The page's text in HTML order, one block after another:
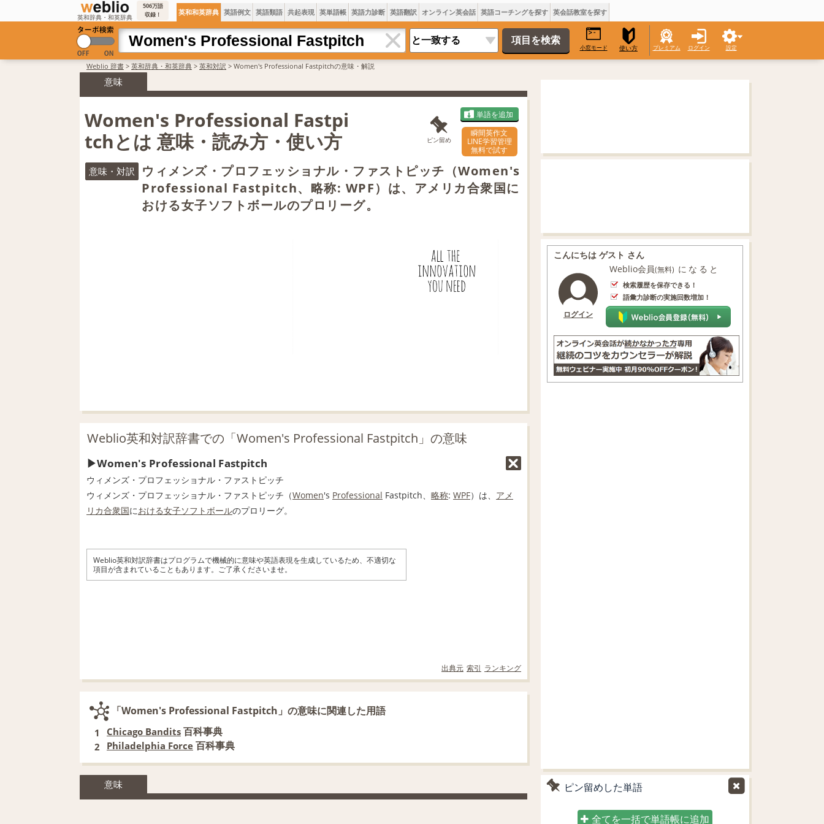
英和辞典・和英辞典
506万語
収録！
英和和英辞典 英語例文 英語類語 共起表現 英単語帳 英語力診断 英語翻訳 オンライン英会話 英語コーチングを探す 英会話教室を探す
小窓モード 使い方 プレミアム ログイン 設定
Weblio 辞書 > 英和辞典・和英辞典 > 英和対訳 > Women's Professional Fastpitchの意味・解説
意味
Women's Professional Fastpi
tchとは 意味・読み方・使い方
ピン留め
単語を追加
瞬間英作文
LINE学習管理
無料で試す
意味・対訳
ウィメンズ・プロフェッショナル・ファストピッチ（Women's
Professional Fastpitch、略称: WPF）は、アメリカ合衆国に
おける女子ソフトボールのプロリーグ。
Weblio英和対訳辞書での「Women's Professional Fastpitch」の意味
Women's Professional Fastpitch
ウィメンズ・プロフェッショナル・ファストピッチ
ウィメンズ・プロフェッショナル・ファストピッチ（Women's Professional Fastpitch、 略称: WPF）は、 アメ
リカ合衆国における女子ソフトボールのプロリーグ。
Weblio英和対訳辞書はプログラムで機械的に意味や英語表現を生成しているため、不適切な
項目が含まれていることもあります。ご了承くださいませ。
出典元 索引 ランキング
「Women's Professional Fastpitch」の意味に関連した用語
1 Chicago Bandits 百科事典
2 Philadelphia Force 百科事典
意味
こんにちは ゲスト さん
ログイン
Weblio会員(無料) になると
検索履歴を保存できる！
語彙力診断の実施回数増加！
ピン留めした単語
全てを一括で単語帳に追加